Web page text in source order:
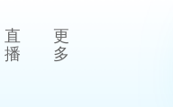
直
播
更
多